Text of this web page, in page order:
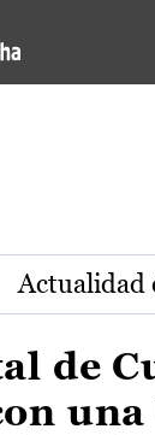
Actualidad
de